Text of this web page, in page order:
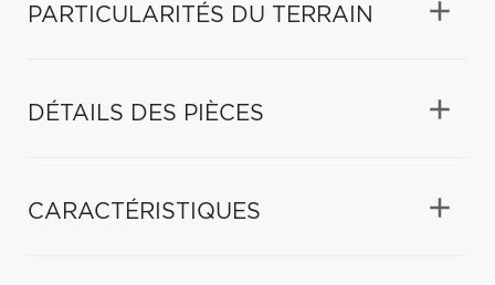
PARTICULARITÉS DU TERRAIN
DÉTAILS DES PIÈCES
CARACTÉRISTIQUES